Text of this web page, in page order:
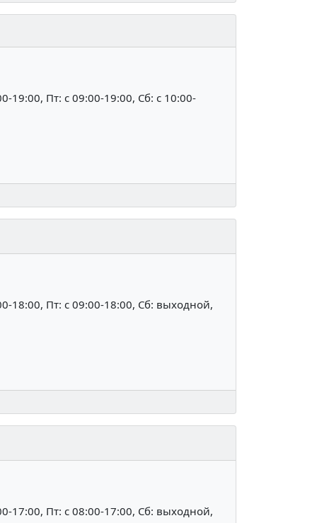
19:00, Пт: c 09:00-19:00, Сб: c 10:00-
18:00, Пт: c 09:00-18:00, Сб: выходной,
17:00, Пт: c 08:00-17:00, Сб: выходной,